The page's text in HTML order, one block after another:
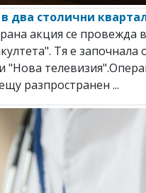
два столични
акция се провежда
Тя е започнала
"Нова
разпространен ...